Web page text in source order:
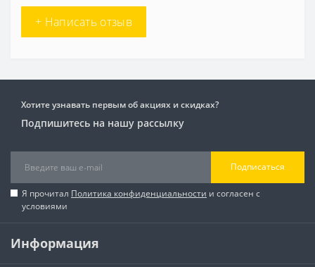
+ Написать отзыв
Хотите узнавать первым об акциях и скидках?
Подпишитесь на нашу рассылку
Подписаться
Я прочитал Политика конфиденциальности и согласен с
условиями
Информация